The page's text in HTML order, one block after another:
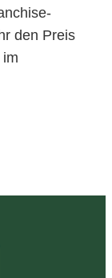
den Preis